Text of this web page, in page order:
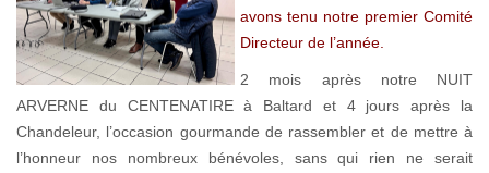
avons tenu notre premier Comité
Directeur de l’année.
2 mois après notre NUIT
ARVERNE du CENTENATIRE à Baltard et 4 jours après la
Chandeleur, l’occasion gourmande de rassembler et de mettre à
l’honneur nos nombreux bénévoles, sans qui rien ne serait